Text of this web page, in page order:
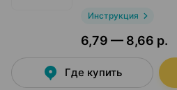
Инструкция
6,79 — 8,66 р.
Где купить